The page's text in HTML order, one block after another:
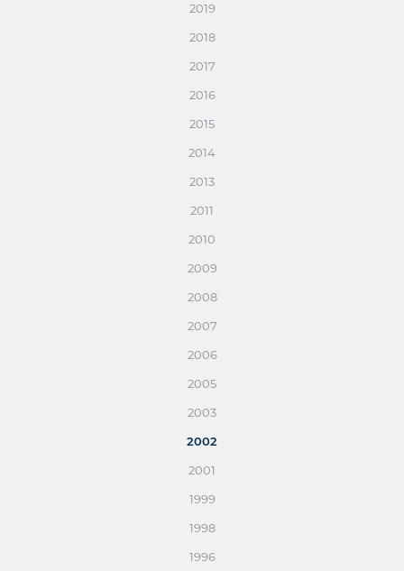
2019
2018
2017
2016
2015
2014
2013
2011
2010
2009
2008
2007
2006
2005
2003
2002
2001
1999
1998
1996